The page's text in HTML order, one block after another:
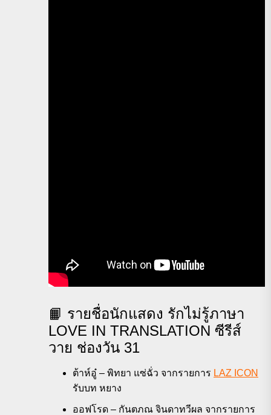
📙 รายชื่อนักแสดง รักไม่รู้ภาษา
LOVE IN TRANSLATION ซีรีส์
วาย ช่องวัน 31
ต้าห์อู๋ – พิทยา แซ่ฉั่ว จากรายการ LAZ ICON
รับบท หยาง
ออฟโรด – กันตภณ จินดาทวีผล จากรายการ